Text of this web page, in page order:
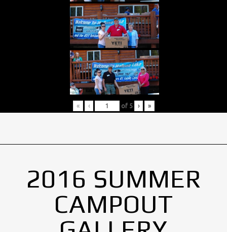
« ‹ of 5 › »
2016 SUMMER
CAMPOUT